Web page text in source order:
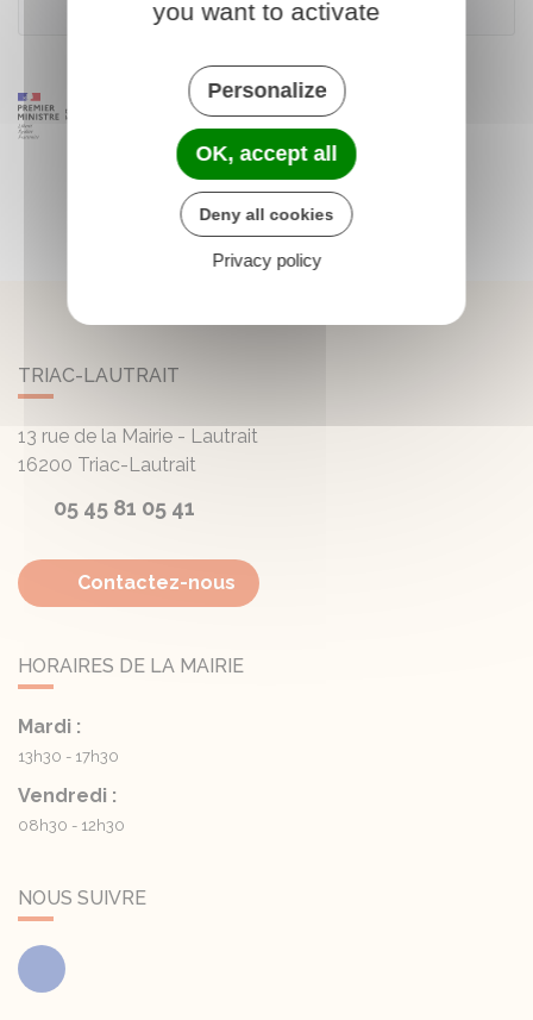
TRIAC-LAUTRAIT
13 rue de la Mairie - Lautrait
16200 Triac-Lautrait
05 45 81 05 41
Contactez-nous
HORAIRES DE LA MAIRIE
Mardi :
13h30 - 17h30
Vendredi :
08h30 - 12h30
NOUS SUIVRE
Facebook
you want to activate
Personalize
OK, accept all
Deny all cookies
Privacy policy